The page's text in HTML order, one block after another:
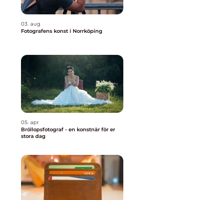
03. aug
Fotografens konst i Norrköping
05. apr
Bröllopsfotograf - en konstnär för er
stora dag